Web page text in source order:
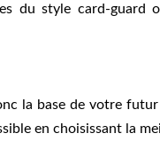
du style card-
la base de votre
en choisissant la